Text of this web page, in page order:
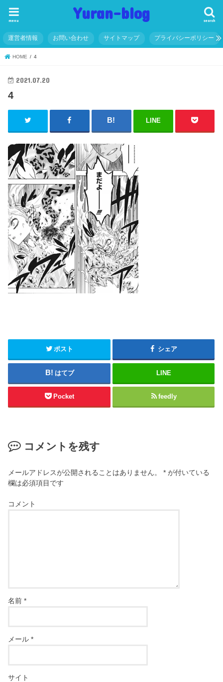
Yuran-blog search
menu
運営者情報 お問い合わせ サイトマップ プライバシーポリシー
HOME 4
2021.07.20
4
LINE
ポスト シェア
はてブ LINE
Pocket feedly
コメントを残す
メールアドレスが公開されることはありません。 * が付いている
欄は必須項目です
コメント
名前*
メール*
サイト